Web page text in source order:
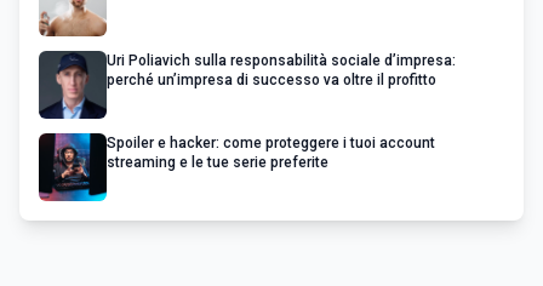
Uri Poliavich sulla responsabilità sociale d’impresa:
perché un’impresa di successo va oltre il profitto
Spoiler e hacker: come proteggere i tuoi account
streaming e le tue serie preferite